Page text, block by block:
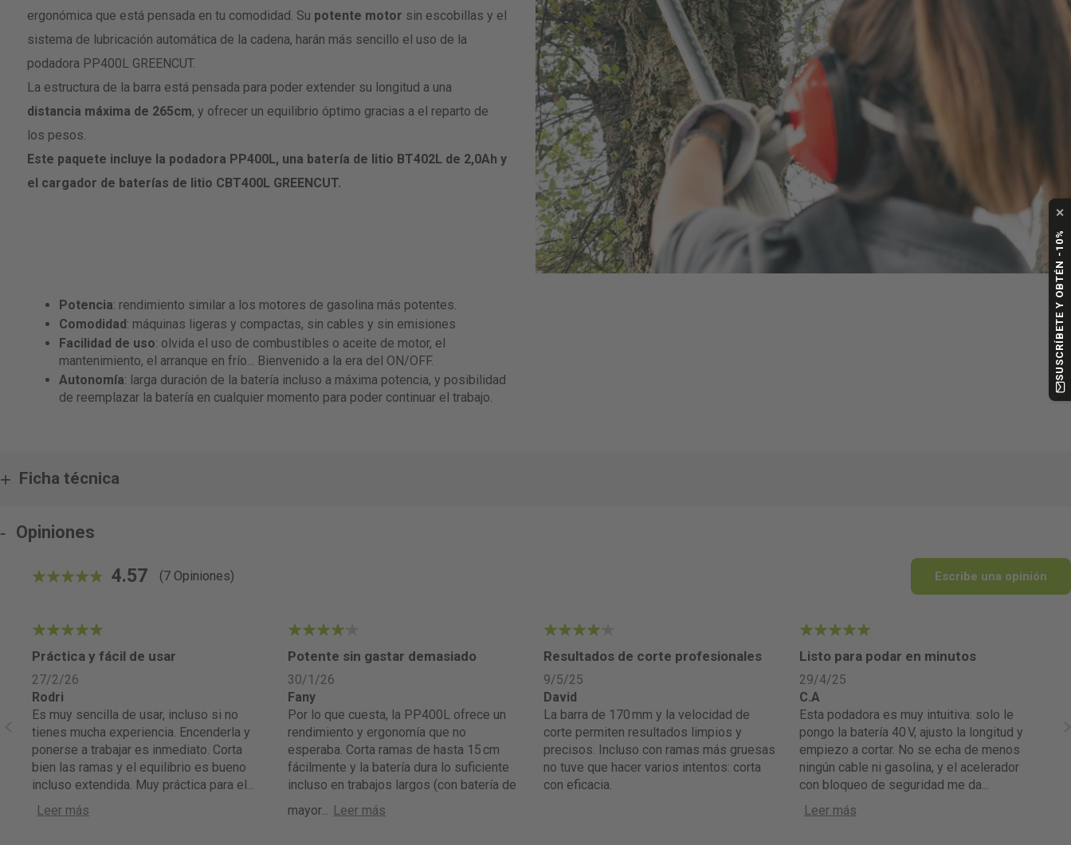
ergonómica que está pensada en tu comodidad. Su potente motor sin escobillas y el
sistema de lubricación automática de la cadena, harán más sencillo el uso de la
podadora PP400L GREENCUT.
La estructura de la barra está pensada para poder extender su longitud a una
distancia máxima de 265cm, y ofrecer un equilibrio óptimo gracias a el reparto de
los pesos.
Este paquete incluye la podadora PP400L, una batería de litio BT402L de 2,0Ah y
el cargador de baterías de litio CBT400L GREENCUT.
Potencia: rendimiento similar a los motores de gasolina más potentes.
Comodidad: máquinas ligeras y compactas, sin cables y sin emisiones
Facilidad de uso: olvida el uso de combustibles o aceite de motor, el
mantenimiento, el arranque en frío... Bienvenido a la era del ON/OFF.
Autonomía: larga duración de la batería incluso a máxima potencia, y posibilidad
de reemplazar la batería en cualquier momento para poder continuar el trabajo.
Ficha técnica
Opiniones
4.57 (7 Opiniones) Escribe una opinión
5Práctica y fácil de usar
27/2/26
Rodri
Es muy sencilla de usar, incluso si no
tienes mucha experiencia. Encenderla y
ponerse a trabajar es inmediato. Corta
bien las ramas y el equilibrio es bueno
incluso extendida. Muy práctica para el ...
Leer más
4Potente sin gastar demasiado
30/1/26
Fany
Por lo que cuesta, la PP400L ofrece un
rendimiento y ergonomía que no
esperaba. Corta ramas de hasta 15 cm
fácilmente y la batería dura lo suficiente
incluso en trabajos largos (con batería de
mayor... Leer más
4Resultados de corte profesionales
9/5/25
David
La barra de 170 mm y la velocidad de
corte permiten resultados limpios y
precisos. Incluso con ramas más gruesas
no tuve que hacer varios intentos: corta
con eficacia.
5Listo para podar en minutos
29/4/25
C.A
Esta podadora es muy intuitiva: solo le
pongo la batería 40 V, ajusto la longitud y
empiezo a cortar. No se echa de menos
ningún cable ni gasolina, y el acelerador
con bloqueo de seguridad me da...
Leer más
✕
SUSCRÍBETE Y OBTÉN -10%